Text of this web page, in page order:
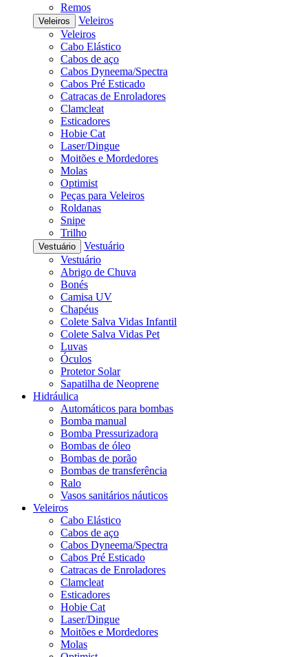
Remos
Veleiros
Veleiros
Veleiros
Cabo Elástico
Cabos de aço
Cabos Dyneema/Spectra
Cabos Pré Esticado
Catracas de Enroladores
Clamcleat
Esticadores
Hobie Cat
Laser/Dingue
Moitões e Mordedores
Molas
Optimist
Peças para Veleiros
Roldanas
Snipe
Trilho
Vestuário
Vestuário
Vestuário
Abrigo de Chuva
Bonés
Camisa UV
Chapéus
Colete Salva Vidas Infantil
Colete Salva Vidas Pet
Luvas
Óculos
Protetor Solar
Sapatilha de Neoprene
Hidráulica
Automáticos para bombas
Bomba manual
Bomba Pressurizadora
Bombas de óleo
Bombas de porão
Bombas de transferência
Ralo
Vasos sanitários náuticos
Veleiros
Cabo Elástico
Cabos de aço
Cabos Dyneema/Spectra
Cabos Pré Esticado
Catracas de Enroladores
Clamcleat
Esticadores
Hobie Cat
Laser/Dingue
Moitões e Mordedores
Molas